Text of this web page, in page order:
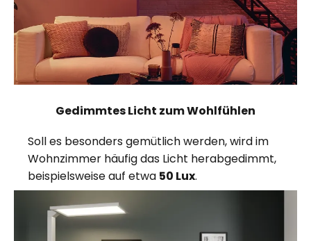
Gedimmtes Licht zum Wohlfühlen
Soll es besonders gemütlich werden, wird im
Wohnzimmer häufig das Licht herabgedimmt,
beispielsweise auf etwa 50 Lux.